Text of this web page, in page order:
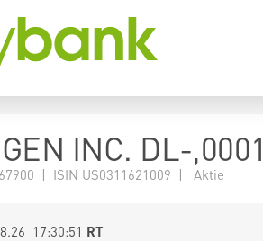
INC. DL-
| ISIN US0311621009 | Aktie
17:30:51 RT